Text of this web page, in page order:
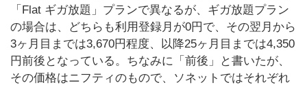
「Flat ギガ放題」プランで異なるが、ギガ放題プラン
の場合は、どちらも利用登録月が0円で、その翌月から
3ヶ月目までは3,670円程度、以降25ヶ月目までは4,350
円前後となっている。ちなみに「前後」と書いたが、
その価格はニフティのもので、ソネットではそれぞれ